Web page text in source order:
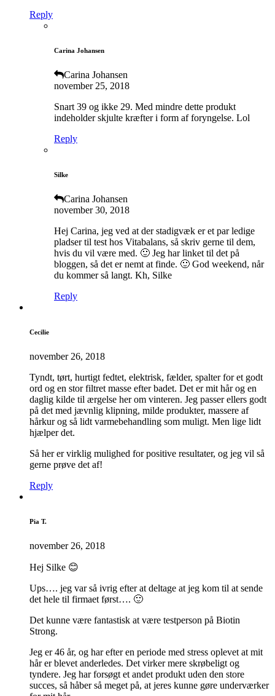
Reply
Carina Johansen
Carina Johansen
november 25, 2018
Snart 39 og ikke 29. Med mindre dette produkt
indeholder skjulte kræfter i form af foryngelse. Lol
Reply
Silke
Carina Johansen
november 30, 2018
Hej Carina, jeg ved at der stadigvæk er et par ledige
pladser til test hos Vitabalans, så skriv gerne til dem,
hvis du vil være med. 🙂 Jeg har linket til det på
bloggen, så det er nemt at finde. 🙂 God weekend, når
du kommer så langt. Kh, Silke
Reply
Cecilie
november 26, 2018
Tyndt, tørt, hurtigt fedtet, elektrisk, fælder, spalter for et godt
ord og en stor filtret masse efter badet. Det er mit hår og en
daglig kilde til ærgelse her om vinteren. Jeg passer ellers godt
på det med jævnlig klipning, milde produkter, massere af
hårkur og så lidt varmebehandling som muligt. Men lige lidt
hjælper det.
Så her er virklig mulighed for positive resultater, og jeg vil så
gerne prøve det af!
Reply
Pia T.
november 26, 2018
Hej Silke 😊
Ups…. jeg var så ivrig efter at deltage at jeg kom til at sende
det hele til firmaet først…. 🙂
Det kunne være fantastisk at være testperson på Biotin
Strong.
Jeg er 46 år, og har efter en periode med stress oplevet at mit
hår er blevet anderledes. Det virker mere skrøbeligt og
tyndere. Jeg har forsøgt et andet produkt uden den store
succes, så håber så meget på, at jeres kunne gøre underværker